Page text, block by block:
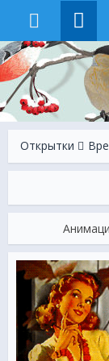
Открытки